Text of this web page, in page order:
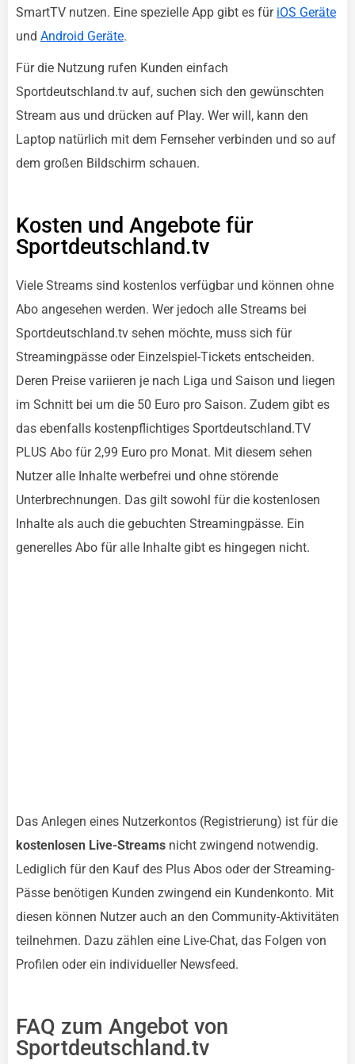
SmartTV nutzen. Eine spezielle App gibt es für iOS Geräte
und Android Geräte.
Für die Nutzung rufen Kunden einfach
Sportdeutschland.tv auf, suchen sich den gewünschten
Stream aus und drücken auf Play. Wer will, kann den
Laptop natürlich mit dem Fernseher verbinden und so auf
dem großen Bildschirm schauen.
Kosten und Angebote für
Sportdeutschland.tv
Viele Streams sind kostenlos verfügbar und können ohne
Abo angesehen werden. Wer jedoch alle Streams bei
Sportdeutschland.tv sehen möchte, muss sich für
Streamingpässe oder Einzelspiel-Tickets entscheiden.
Deren Preise variieren je nach Liga und Saison und liegen
im Schnitt bei um die 50 Euro pro Saison. Zudem gibt es
das ebenfalls kostenpflichtiges Sportdeutschland.TV
PLUS Abo für 2,99 Euro pro Monat. Mit diesem sehen
Nutzer alle Inhalte werbefrei und ohne störende
Unterbrechnungen. Das gilt sowohl für die kostenlosen
Inhalte als auch die gebuchten Streamingpässe. Ein
generelles Abo für alle Inhalte gibt es hingegen nicht.
Das Anlegen eines Nutzerkontos (Registrierung) ist für die
kostenlosen Live-Streams nicht zwingend notwendig.
Lediglich für den Kauf des Plus Abos oder der Streaming-
Pässe benötigen Kunden zwingend ein Kundenkonto. Mit
diesen können Nutzer auch an den Community-Aktivitäten
teilnehmen. Dazu zählen eine Live-Chat, das Folgen von
Profilen oder ein individueller Newsfeed.
FAQ zum Angebot von
Sportdeutschland.tv